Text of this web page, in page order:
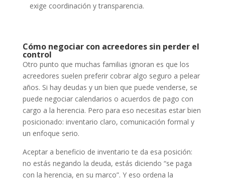
exige coordinación y transparencia.
Cómo negociar con acreedores sin perder el
control
Otro punto que muchas familias ignoran es que los
acreedores suelen preferir cobrar algo seguro a pelear
años. Si hay deudas y un bien que puede venderse, se
puede negociar calendarios o acuerdos de pago con
cargo a la herencia. Pero para eso necesitas estar bien
posicionado: inventario claro, comunicación formal y
un enfoque serio.
Aceptar a beneficio de inventario te da esa posición:
no estás negando la deuda, estás diciendo “se paga
con la herencia, en su marco”. Y eso ordena la